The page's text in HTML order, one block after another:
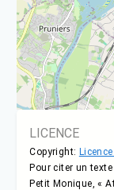
LICENCE
Copyright:
Pour citer un texte
Petit Monique, «